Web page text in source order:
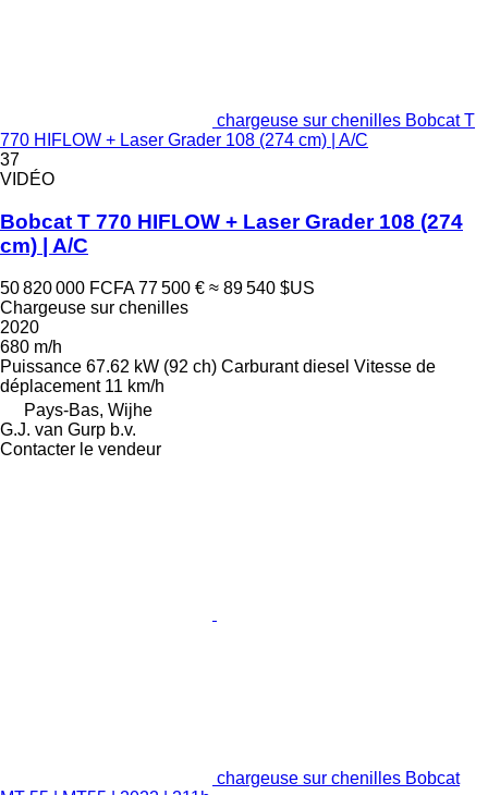
chargeuse sur chenilles Bobcat T
770 HIFLOW + Laser Grader 108 (274 cm) | A/C
37
VIDÉO
Bobcat T 770 HIFLOW + Laser Grader 108 (274
cm) | A/C
50 820 000 FCFA 77 500 € ≈ 89 540 $US
Chargeuse sur chenilles
2020
680 m/h
Puissance 67.62 kW (92 ch) Carburant diesel Vitesse de
déplacement 11 km/h
Pays-Bas, Wijhe
G.J. van Gurp b.v.
Contacter le vendeur
chargeuse sur chenilles Bobcat